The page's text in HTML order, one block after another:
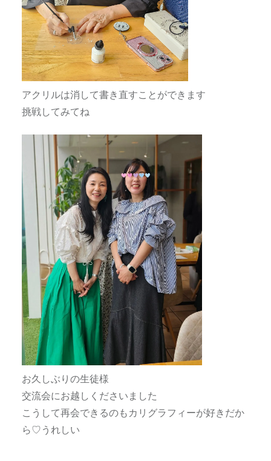
アクリルは消して書き直すことができます
挑戦してみてね
お久しぶりの生徒様
交流会にお越しくださいました
こうして再会できるのもカリグラフィーが好きだか
ら♡うれしい